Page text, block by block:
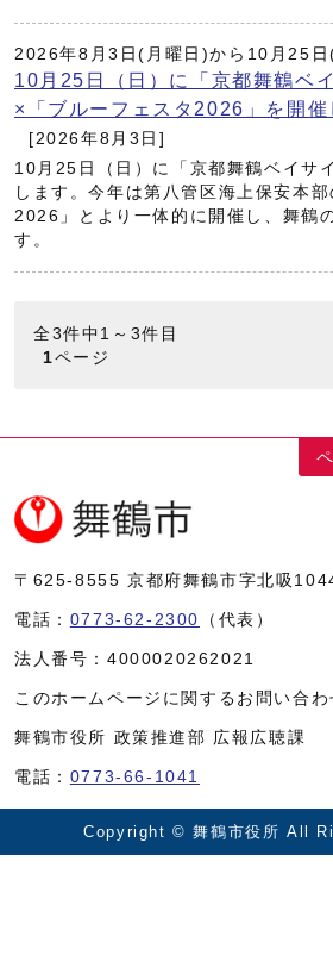
2026年8月3日(月曜日)から10月25日
10月25日（日）に「京都舞鶴ベ
×「ブルーフェスタ2026」を開催
[2026年8月3日]
10月25日（日）に「京都舞鶴ベイサ
します。今年は第八管区海上保安本
2026」とより一体的に開催し、舞鶴
す。
全3件中1～3件目
1ページ
〒625-8555 京都府舞鶴市字北吸
電話： 0773-62-2300 （代表）
法人番号： 4000020262021
このホームページに関するお問い合
舞鶴市役所 政策推進部 広報広聴課
電話： 0773-66-1041
Copyright © 舞鶴市役所 All